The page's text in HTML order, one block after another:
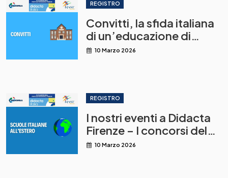
REGISTRO
Convitti, la sfida italiana
di un’educazione di
qualità
10 Marzo 2026
REGISTRO
I nostri eventi a Didacta
Firenze – I concorsi del
MAECI per la
10 Marzo 2026